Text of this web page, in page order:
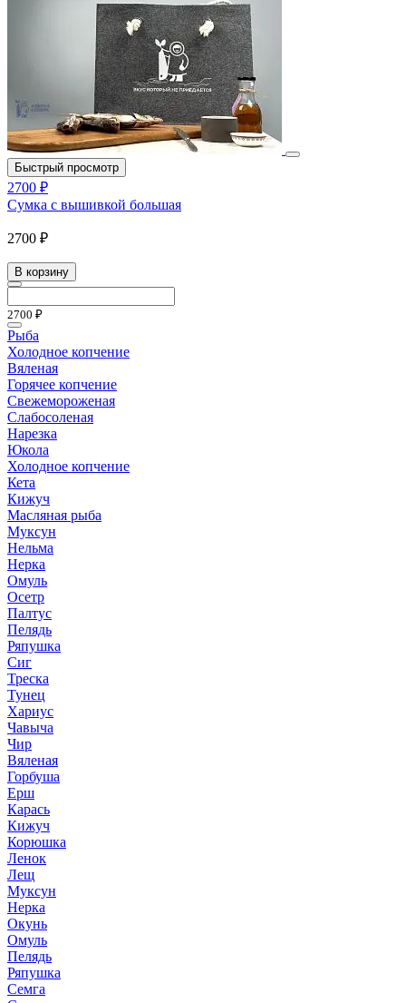
Быстрый просмотр
2700 ₽
Сумка с вышивкой большая
2700 ₽
В корзину
2700 ₽
Рыба
Холодное копчение
Вяленая
Горячее копчение
Свежемороженая
Слабосоленая
Нарезка
Юкола
Холодное копчение
Кета
Кижуч
Масляная рыба
Муксун
Нельма
Нерка
Омуль
Осетр
Палтус
Пелядь
Ряпушка
Сиг
Треска
Тунец
Хариус
Чавыча
Чир
Вяленая
Горбуша
Ерш
Карась
Кижуч
Корюшка
Ленок
Лещ
Муксун
Нерка
Окунь
Омуль
Пелядь
Ряпушка
Семга